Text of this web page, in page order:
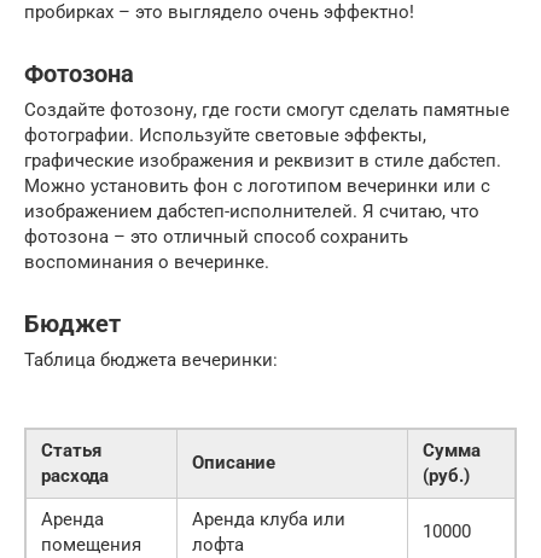
пробирках – это выглядело очень эффектно!
Фотозона
Создайте фотозону, где гости смогут сделать памятные
фотографии. Используйте световые эффекты,
графические изображения и реквизит в стиле дабстеп.
Можно установить фон с логотипом вечеринки или с
изображением дабстеп-исполнителей. Я считаю, что
фотозона – это отличный способ сохранить
воспоминания о вечеринке.
Бюджет
Таблица бюджета вечеринки:
Статья
расхода
Описание
Сумма
(руб.)
Аренда
помещения
Аренда клуба или
лофта
10000